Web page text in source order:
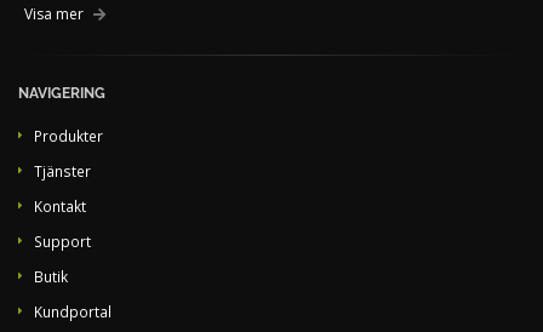
Visa mer
NAVIGERING
Produkter
Tjänster
Kontakt
Support
Butik
Kundportal